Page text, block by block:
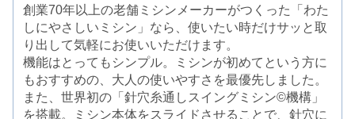
創業70年以上の老舗ミシンメーカーがつくった「わた
しにやさしいミシン」なら、使いたい時だけサッと取
り出して気軽にお使いいただけます。
機能はとってもシンプル。ミシンが初めてという方に
もおすすめの、大人の使いやすさを最優先しました。
また、世界初の「針穴糸通しスイングミシン©機構」
を搭載。ミシン本体をスライドさせることで、針穴に